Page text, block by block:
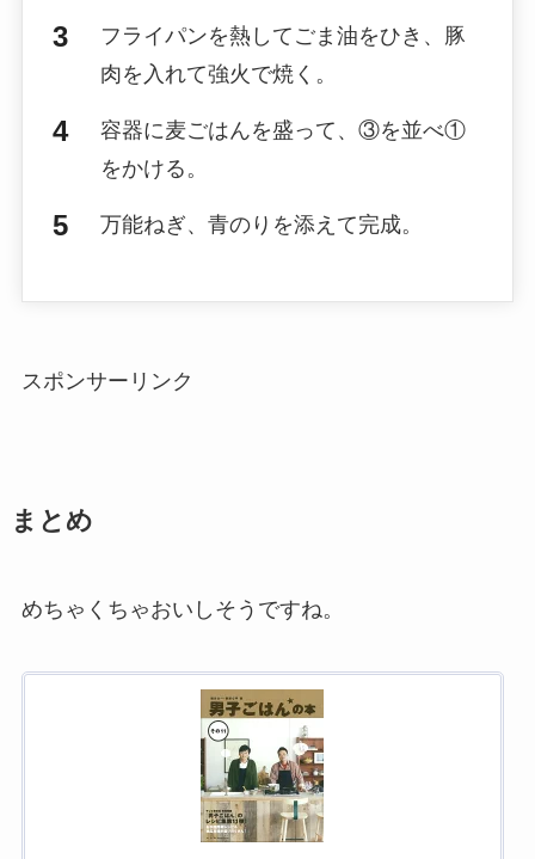
フライパンを熱してごま油をひき、豚
肉を入れて強火で焼く。
容器に麦ごはんを盛って、③を並べ①
をかける。
万能ねぎ、青のりを添えて完成。
スポンサーリンク
まとめ
めちゃくちゃおいしそうですね。